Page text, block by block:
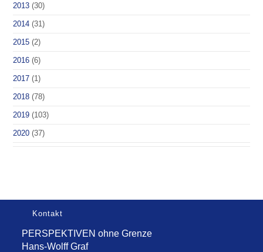
2013 (30)
2014 (31)
2015 (2)
2016 (6)
2017 (1)
2018 (78)
2019 (103)
2020 (37)
Kontakt
PERSPEKTIVEN ohne Grenze
Hans-Wolff Graf